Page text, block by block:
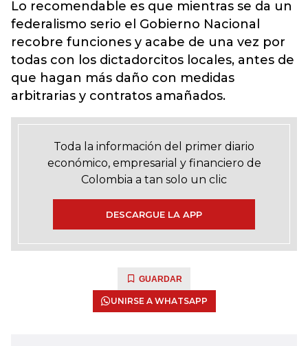
Lo recomendable es que mientras se da un
federalismo serio el Gobierno Nacional
recobre funciones y acabe de una vez por
todas con los dictadorcitos locales, antes de
que hagan más daño con medidas
arbitrarias y contratos amañados.
Toda la información del primer diario
económico, empresarial y financiero de
Colombia a tan solo un clic
DESCARGUE LA APP
GUARDAR
UNIRSE A WHATSAPP